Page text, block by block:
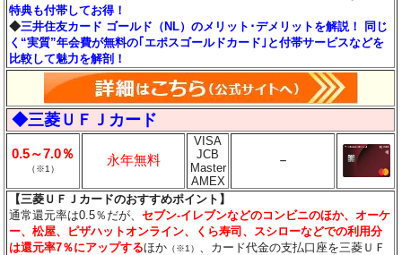
特典も付帯してお得！
◆三井住友カード ゴールド（NL）のメリット･デメリットを解説！ 同じ
く“実質”年会費が無料の｢エポスゴールドカード｣と付帯サービスなどを
比較して魅力を解剖！
◆三菱ＵＦＪカード
0.5～7.0％
（※1）
永年無料
VISA
JCB
Master
AMEX
－
【三菱ＵＦＪカードのおすすめポイント】
通常還元率は0.5％だが、セブン‐イレブンなどのコンビニのほか、オーケ
ー、松屋、ピザハットオンライン、くら寿司、スシローなどでの利用分
は還元率7％にアップするほか （※1）
、カード代金の支払口座を三菱ＵＦ